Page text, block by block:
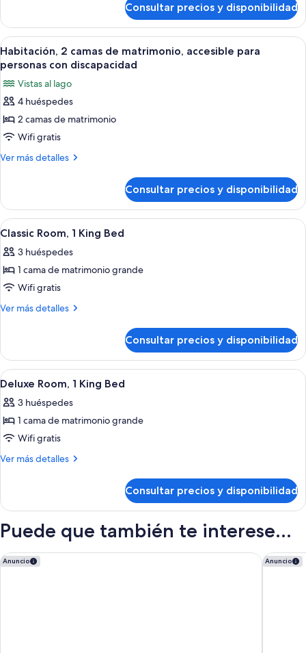
del
club
Acceso
al
salón
del
club
Consultar precios y disponibilidad
Abrir
todas
las
fotos
de
Habitación,
2
camas
accesible
para
personas
con
discapacidad
Una habitación de hotel con dos
10
Habitación, 2 camas de matrimonio, accesible para
personas con discapacidad
Vistas al lago
4 huéspedes
2 camas de matrimonio
Wifi gratis
Ver más detalles
Más
2
camas
de
accesible
para
con
discapacidad
Consultar precios y disponibilidad
Abrir
todas
las
fotos
de
Classic
King
Bed
Habitación de hotel con una cama
2
Classic Room, 1 King Bed
3 huéspedes
1 cama de matrimonio grande
Wifi gratis
Ver más detalles
Más
Room,
King
Consultar precios y disponibilidad
Abrir
todas
las
fotos
de
Deluxe
King
Una habitación de hotel con cama,
4
Deluxe Room, 1 King Bed
3 huéspedes
1 cama de matrimonio grande
Wifi gratis
Ver más detalles
Más
Room,
King
Consultar precios y disponibilidad
Puede que también te interese...
Anuncio
Moxy Ottawa Downtown Anuncio